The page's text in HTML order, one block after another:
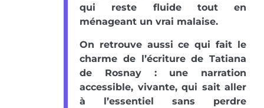
qui reste fluide tout en
ménageant un vrai malaise.
On retrouve aussi ce qui fait le
charme de l’écriture de Tatiana
de Rosnay : une narration
accessible, vivante, qui sait aller
à l’essentiel sans perdre